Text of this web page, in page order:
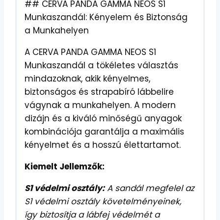
## CERVA PANDA GAMMA NEOS S1
Munkaszandál: Kényelem és Biztonság
a Munkahelyen
A CERVA PANDA GAMMA NEOS S1
Munkaszandál a tökéletes választás
mindazoknak, akik kényelmes,
biztonságos és strapabíró lábbelire
vágynak a munkahelyen. A modern
dizájn és a kiváló minőségű anyagok
kombinációja garantálja a maximális
kényelmet és a hosszú élettartamot.
Kiemelt Jellemzők:
S1 védelmi osztály:A sandál megfelel az
S1 védelmi osztály követelményeinek,
így biztosítja a lábfej védelmét a